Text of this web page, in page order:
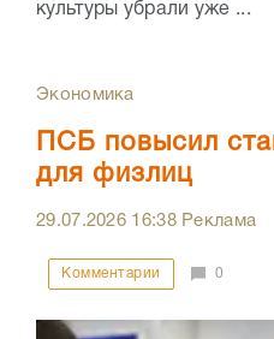
культуры убрали уже ...
Экономика
ПСБ повысил
для физлиц
29.07.2026 16:38Реклама
Комментарии 0